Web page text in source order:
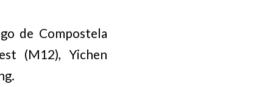
de Compostela
(M12), Yichen